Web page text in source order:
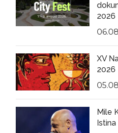
2026
XV
2026
Mile